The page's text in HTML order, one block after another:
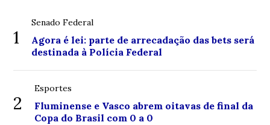
1
Senado Federal
Agora é lei: parte de arrecadação das bets será
destinada à Polícia Federal
2
Esportes
Fluminense e Vasco abrem oitavas de final da
Copa do Brasil com 0 a 0